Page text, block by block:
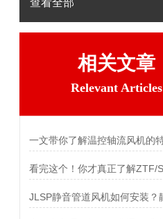
查看全部
相关文章
Relevant Articles